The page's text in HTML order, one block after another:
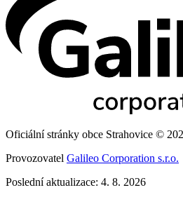
Oficiální stránky obce Strahovice ©
Provozovatel Galileo Corporation s.r.o.
Poslední aktualizace: 4. 8. 2026